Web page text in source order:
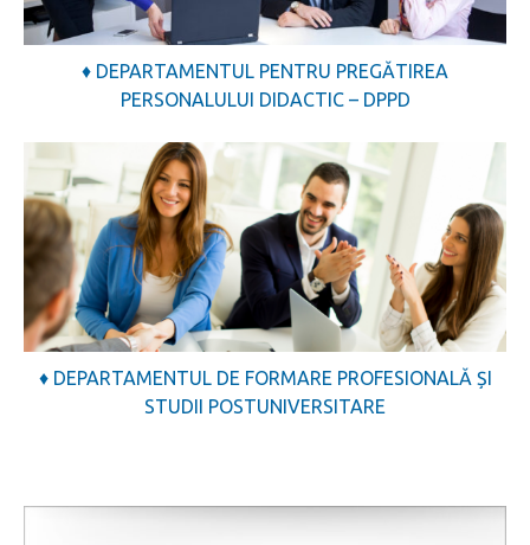
♦ DEPARTAMENTUL PENTRU PREGĂTIREA
PERSONALULUI DIDACTIC – DPPD
♦ DEPARTAMENTUL DE FORMARE PROFESIONALĂ ȘI
STUDII POSTUNIVERSITARE